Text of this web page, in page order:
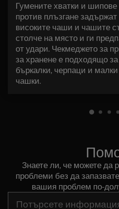
Гумените хватки и шипове
против плъзгане задържат
високите чаши и чашите
столче на място и ги
от удари. Чекмеджето за
за хранене е подходящо за
бъркалки, черпаци и малки
чашки.
Знаете ли, че можете да
проблеми без да
вашия проблем по-